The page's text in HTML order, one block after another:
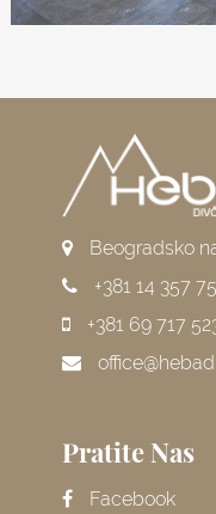
Beogradsko
+381 14 357
+381 69 717
Pratite Nas
Facebook